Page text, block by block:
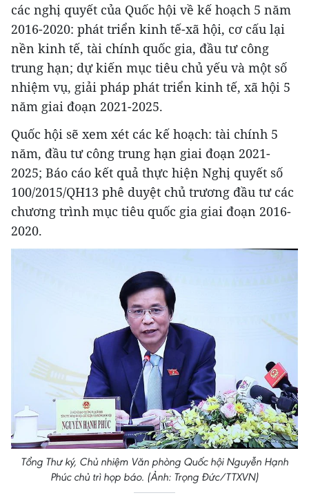
các nghị quyết của Quốc hội về kế hoạch 5 năm
2016-2020: phát triển kinh tế-xã hội, cơ cấu lại
nền kinh tế, tài chính quốc gia, đầu tư công
trung hạn; dự kiến mục tiêu chủ yếu và một số
nhiệm vụ, giải pháp phát triển kinh tế, xã hội 5
năm giai đoạn 2021-2025.
Quốc hội sẽ xem xét các kế hoạch: tài chính 5
năm, đầu tư công trung hạn giai đoạn 2021-
2025; Báo cáo kết quả thực hiện Nghị quyết số
100/2015/QH13 phê duyệt chủ trương đầu tư các
chương trình mục tiêu quốc gia giai đoạn 2016-
2020.
Tổng Thư ký, Chủ nhiệm Văn phòng Quốc hội Nguyễn Hạnh
Phúc chủ trì họp báo. (Ảnh: Trọng Đức/TTXVN)